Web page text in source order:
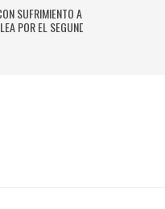
SUFRIMIENTO A AUDAX
POR EL SEGUNDO LUGAR